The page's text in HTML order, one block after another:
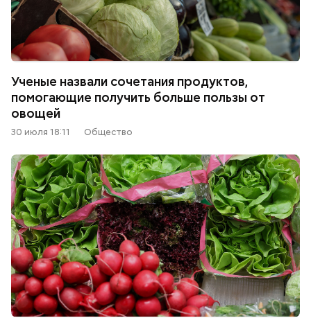
Ученые назвали сочетания продуктов,
помогающие получить больше пользы от
овощей
30 июля 18:11 Общество